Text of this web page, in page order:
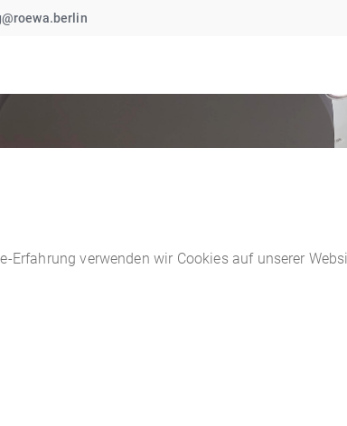
Erfahrung verwenden wir Cookies auf unserer